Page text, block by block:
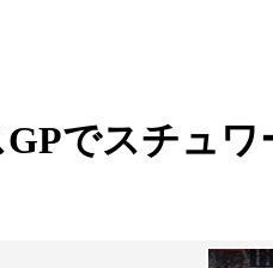
でスチュワ